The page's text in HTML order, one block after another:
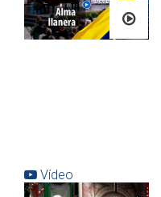
Vídeo